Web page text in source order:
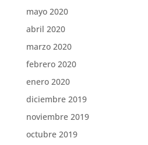
mayo 2020
abril 2020
marzo 2020
febrero 2020
enero 2020
diciembre 2019
noviembre 2019
octubre 2019